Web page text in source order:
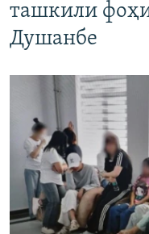
ташкили
Душанбе